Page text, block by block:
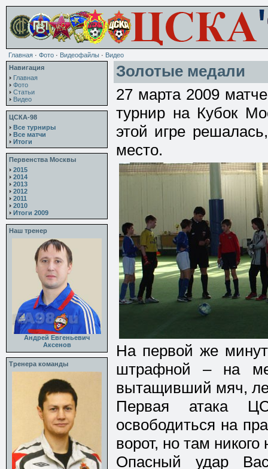
Главная · Фото · Видеофайлы · Видео
Навигация
Главная
Фото
Статьи
Видео
ЦСКА-98
Все турниры
Все матчи
Итоги
Первенства Москвы
2015
2014
2013
2012
2011
2010
Итоги 2009
Наш тренер
Андрей Евгеньевич
Аксенов
Тренера команды
Золотые медали
27 марта 2009
турнир на Кубок
этой игре
место.
На первой же
штрафной – на
вытащивший мяч,
Первая атака
освободиться на
ворот, но там никого
Опасный удар